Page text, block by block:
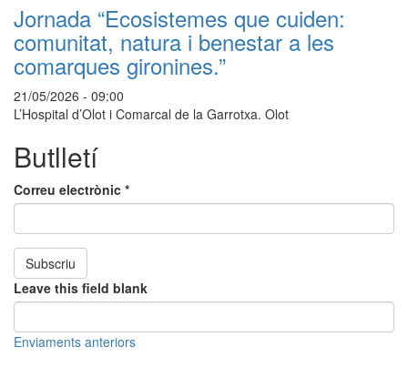
Jornada “Ecosistemes que cuiden:
comunitat, natura i benestar a les
comarques gironines.”
21/05/2026 - 09:00
L’Hospital d’Olot i Comarcal de la Garrotxa. Olot
Butlletí
Correu electrònic *
Subscriu
Leave this field blank
Enviaments anteriors